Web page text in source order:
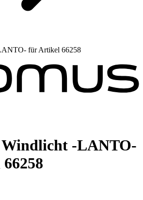
für Artikel 66258
Windlicht -LANTO-